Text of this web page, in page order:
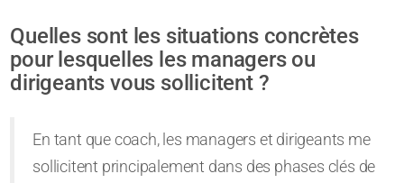
Quelles sont les situations concrètes
pour lesquelles les managers ou
dirigeants vous sollicitent ?
En tant que coach, les managers et dirigeants me
sollicitent principalement dans des phases clés de